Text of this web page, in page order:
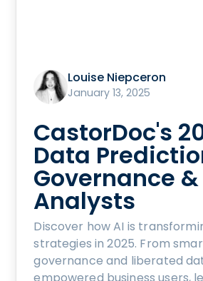
Louise Niepceron
January 13, 2025
CastorDoc's
Data
Governance
Analysts
Discover how AI is
strategies in 2025. From
governance and liberated
empowered business users,